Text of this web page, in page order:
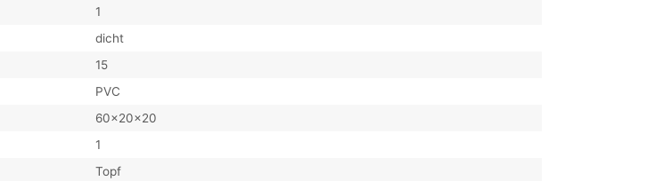
1
dicht
15
PVC
60x20x20
1
Topf